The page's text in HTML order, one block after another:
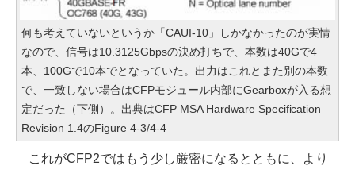
何も考えていないというか「CAUI-10」しかなかったのが実情
なので、信号は10.3125Gbpsの決め打ちで、本数は40Gで4
本、100Gで10本でとなっていた。出力はこれとまた別の本数
で、一致しない場合はCFPモジュール内部にGearboxが入る想
定だった（下側）。出典はCFP MSA Hardware Specification
Revision 1.4のFigure 4-3/4-4
これがCFP2ではもう少し厳密になるとともに、より